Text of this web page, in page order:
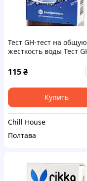
Тест GH-тест на общую
жесткость воды Тест
115₴
Купить
Chill House
Полтава